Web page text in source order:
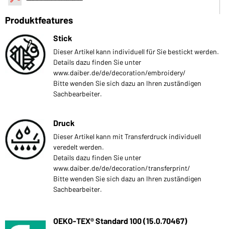
Produktfeatures
Stick
Dieser Artikel kann individuell für Sie bestickt werden.
Details dazu finden Sie unter
www.daiber.de/de/decoration/embroidery/
Bitte wenden Sie sich dazu an Ihren zuständigen
Sachbearbeiter.
Druck
Dieser Artikel kann mit Transferdruck individuell
veredelt werden.
Details dazu finden Sie unter
www.daiber.de/de/decoration/transferprint/
Bitte wenden Sie sich dazu an Ihren zuständigen
Sachbearbeiter.
OEKO-TEX® Standard 100 (15.0.70467)